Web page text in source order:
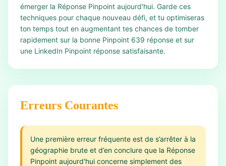
émerger la Réponse Pinpoint aujourd'hui. Garde ces
techniques pour chaque nouveau défi, et tu optimiseras
ton temps tout en augmentant tes chances de tomber
rapidement sur la bonne Pinpoint 639 réponse et sur
une LinkedIn Pinpoint réponse satisfaisante.
Erreurs Courantes
Une première erreur fréquente est de s’arrêter à la
géographie brute et d’en conclure que la Réponse
Pinpoint aujourd'hui concerne simplement des